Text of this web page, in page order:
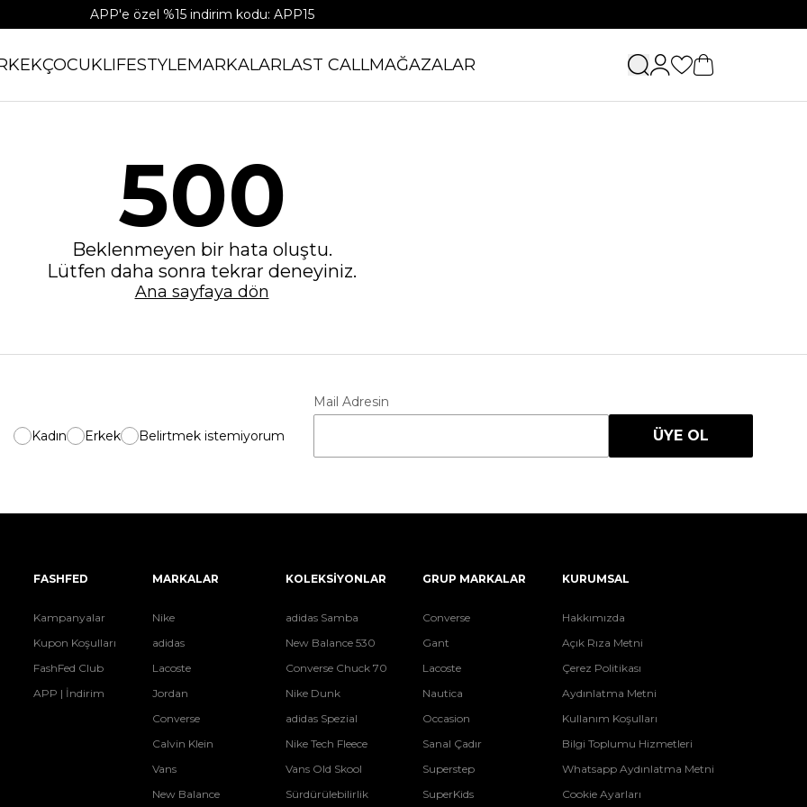
APP'e özel %15 indirim kodu: APP15
ÇOCUKLIFESTYLEMARKALARLAST CALLMAĞAZALAR
500
Beklenmeyen bir hata oluştu.
Lütfen daha sonra tekrar deneyiniz.
Ana sayfaya dön
Kadın Erkek Belirtmek istemiyorum
Mail Adresin
ÜYE OL
FASHFED
Kampanyalar
Kupon Koşulları
FashFed Club
APP | İndirim
MARKALAR
Nike
adidas
Lacoste
Jordan
Converse
Calvin Klein
Vans
New Balance
KOLEKSİYONLAR
adidas Samba
New Balance 530
Converse Chuck 70
Nike Dunk
adidas Spezial
Nike Tech Fleece
Vans Old Skool
Sürdürülebilirlik
GRUP MARKALAR
Converse
Gant
Lacoste
Nautica
Occasion
Sanal Çadır
Superstep
SuperKids
KURUMSAL
Hakkımızda
Açık Rıza Metni
Çerez Politikası
Aydınlatma Metni
Kullanım Koşulları
Bilgi Toplumu Hizmetleri
Whatsapp Aydınlatma Metni
Cookie Ayarları